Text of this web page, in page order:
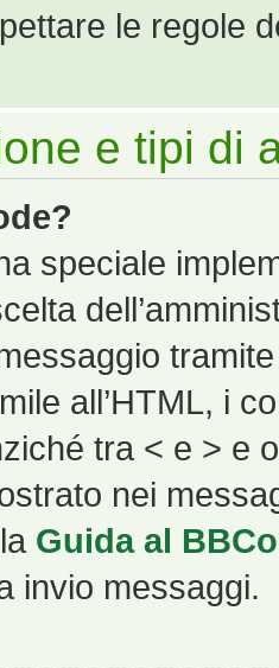
le regole
e tipi di
speciale
all’HTML, i
tra < e > e
nei
Guida al
invio messaggi.